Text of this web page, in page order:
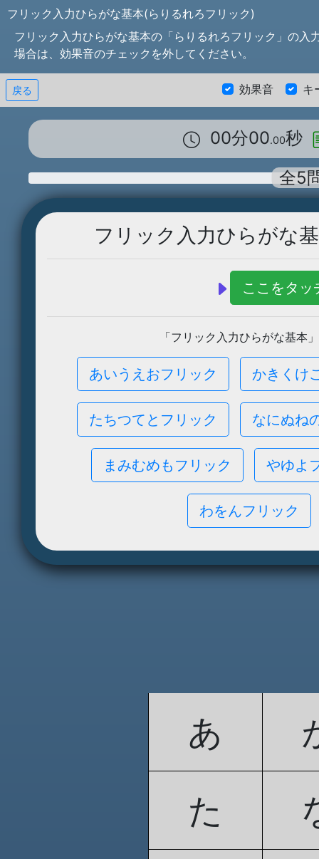
フリック入力ひらがな基本(らりるれろフリック)
フリック入力ひらがな基本の「らりるれろフリック」の
場合は、効果音のチェックを外してください。
戻る 効果音 キ
00分00.00秒
全5
フリック入力ひらがな
ここをタッ
「フリック入力ひらがな基本
あいうえおフリック かきくけ
たちつてとフリック なにぬね
まみむめもフリック やゆよ
わをんフリック
あ
た